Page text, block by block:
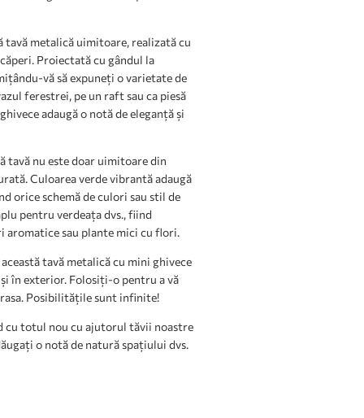
tavă metalică uimitoare, realizată cu
Proiectată cu gândul la
vă să expuneți o varietate de
ferestrei, pe un raft sau ca piesă
adaugă o notă de eleganță și
tavă nu este doar uimitoare din
Culoarea verde vibrantă adaugă
orice schemă de culori sau stil de
pentru verdeața dvs., fiind
aromatice sau plante mici cu flori.
tavă metalică cu mini ghivece
în exterior. Folosiți-o pentru a vă
Posibilitățile sunt infinite!
totul nou cu ajutorul tăvii noastre
o notă de natură spațiului dvs.